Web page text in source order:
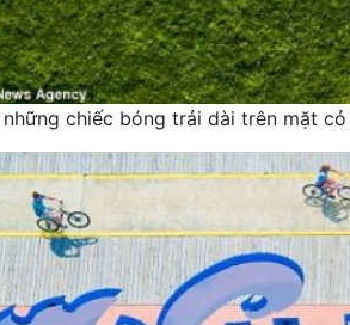
chiếc bóng trải dài trên mặt